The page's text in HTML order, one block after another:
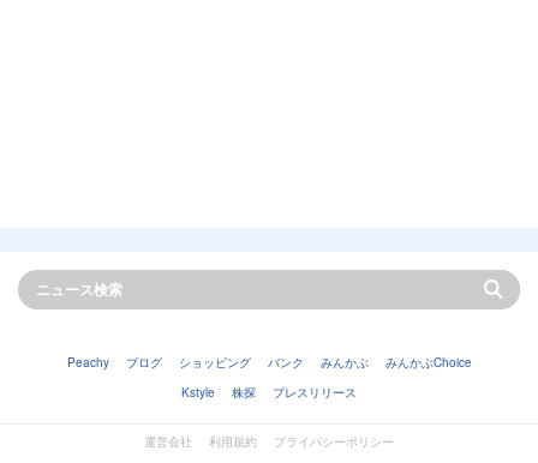
Peachy ブログ ショッピング バンク みんかぶ
みんかぶChoice
Kstyle
株探 プレスリリース
運営会社 利用規約 プライバシーポリシー